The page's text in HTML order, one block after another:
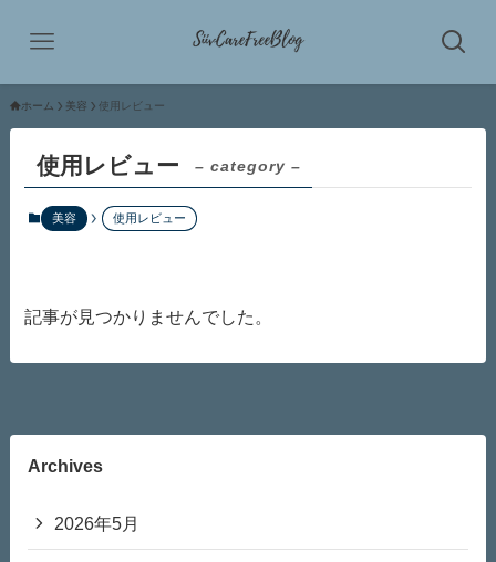
ホーム 美容 使用レビュー
使用レビュー – category –
美容 使用レビュー
記事が見つかりませんでした。
Archives
2026年5月